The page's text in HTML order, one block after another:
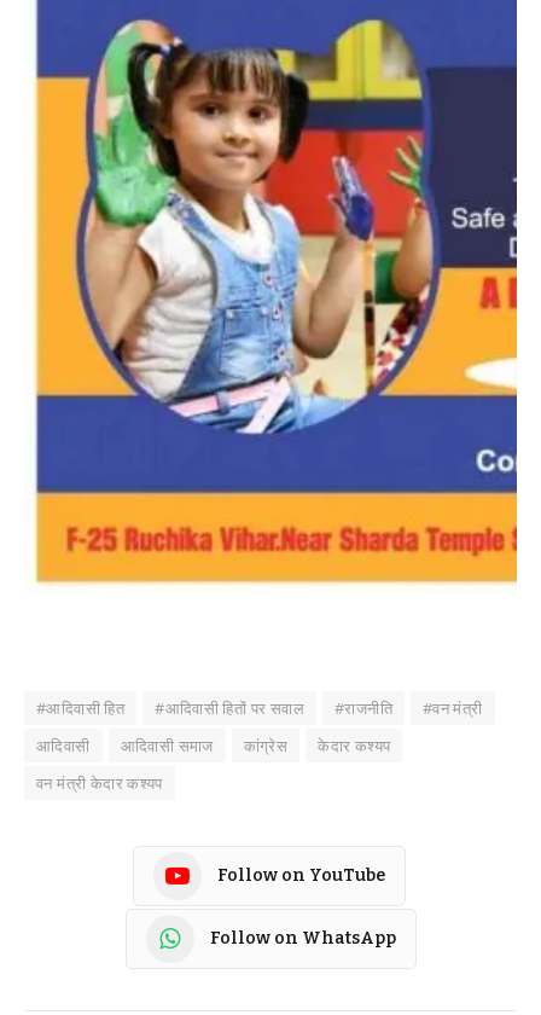
#आदिवासी हित #आदिवासी हितों पर सवाल #राजनीति
#वन मंत्री
आदिवासी
आदिवासी समाज कांग्रेस
केदार कश्यप
वन मंत्री केदार कश्यप
Follow on YouTube
Follow on WhatsApp